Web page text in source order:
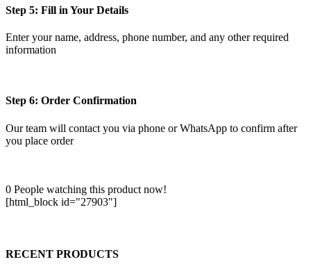
Step 5: Fill in Your Details
Enter your name, address, phone number, and any other required
information
Step 6: Order Confirmation
Our team will contact you via phone or WhatsApp to confirm after
you place order
0 People watching this product now!
[html_block id="27903"]
RECENT PRODUCTS